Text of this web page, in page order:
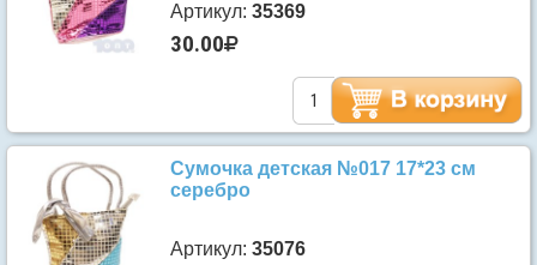
Артикул: 35369
30.00
Сумочка детская №017 17*23 см
серебро
Артикул: 35076